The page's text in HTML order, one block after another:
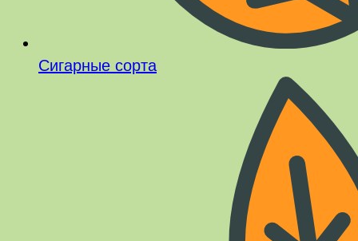
Сигарные сорта